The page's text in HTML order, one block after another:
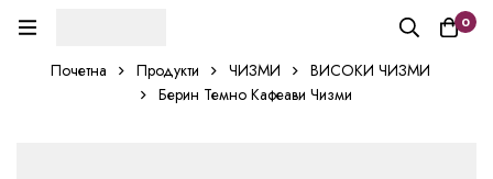
0
Почетна Продукти ЧИЗМИ
ВИСОКИ ЧИЗМИ
Берин Темно Кафеави Чизми